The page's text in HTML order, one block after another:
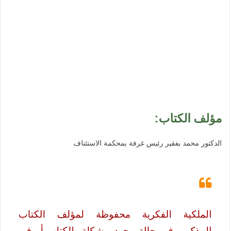
مؤلف الكتاب:
الدكتور محمد بفقير رئيس غرفة بمحكمة الاستئناف
الملكية الفكرية محفوظة لمؤلف الكتاب